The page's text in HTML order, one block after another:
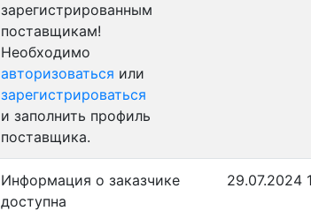
зарегистрированным
поставщикам!
Необходимо
авторизоваться или
зарегистрироваться
и заполнить профиль
поставщика.
Информация о заказчике
доступна
29.07.2024